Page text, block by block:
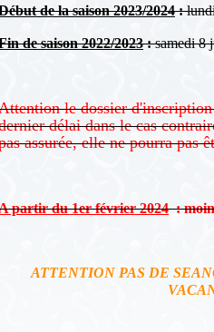
de la saison 2023/2024:lundi
de saison 2022/2023:samedi 8
le dossier d'inscription
délai dans le cas
assurée, elle ne pourra pas
partir du 1er février 2024:
ATTENTION PAS DE